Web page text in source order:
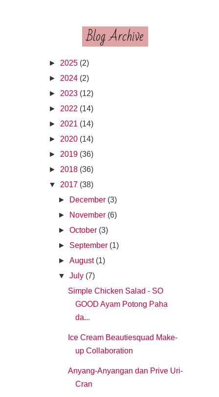
Blog Archive
► 2025 (2)
► 2024 (2)
► 2023 (12)
► 2022 (14)
► 2021 (14)
► 2020 (14)
► 2019 (36)
► 2018 (36)
▼
2017 (38)
►
December (3)
►
November (6)
►October (3)
► September (1)
►August (1)
▼
July (7)
Simple Chicken Salad - SO
GOOD Ayam Potong Paha
da...
Ice Cream Beautiesquad Make-
up Collaboration
Anyang-Anyangan dan Prive Uri-
Cran